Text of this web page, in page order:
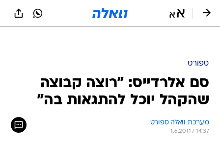
ספורט
סם אלרדייס: "רוצה קבוצה
שהקהל יוכל להתגאות בה"
מערכת וואלה ספורט
1.6.2011 / 14:37